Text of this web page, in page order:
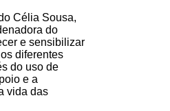
Célia Sousa,
do
e sensibilizar
diferentes
do uso de
e a
vida das